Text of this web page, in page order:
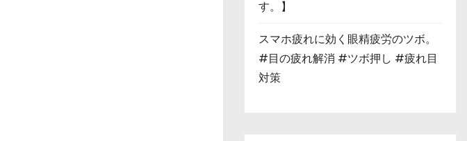
す。】
スマホ疲れに効く眼精疲労のツボ。
#目の疲れ解消 #ツボ押し #疲れ目
対策